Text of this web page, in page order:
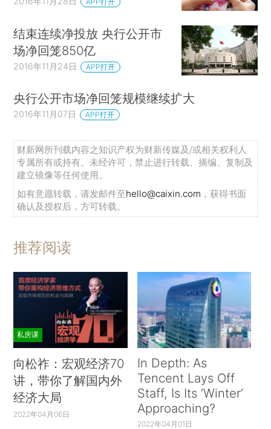
结束连续净投放 央行公开市
场净回笼850亿
2016年11月24日 APP打开
央行公开市场净回笼规模继续扩大
2016年11月07日 APP打开
财新网所刊载内容之知识产权为财新传媒及/或相关权利人
专属所有或持有。未经许可，禁止进行转载、摘编、复制及
建立镜像等任何使用。
如有意愿转载，请发邮件至hello@caixin.com ，获得书面
确认及授权后，方可转载。
推荐阅读
私房课
向松祚：宏观经济70
讲，带你了解国内外
经济大局
2022年04月06日
In Depth: As
Tencent Lays Off
Staff, Is Its ‘Winter’
Approaching?
2022年04月01日